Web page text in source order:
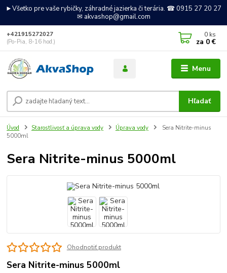
►Všetko pre vaše rybičky, záhradné jazierka či terária. ☎ 0915 27 20 27
✉ akvashop@gmail.com
Menu
Hľadať
+421915272027
(Po-Pia, 8-16 hod.)
0 ks
za 0 €
Úvod Starostlivosť a úprava vody Úprava vody
Sera Nitrite-minus
5000ml
Sera Nitrite-minus 5000ml
Ohodnotiť produkt
Sera Nitrite-minus 5000ml